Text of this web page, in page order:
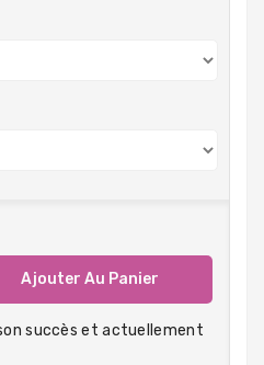
Ajouter Au Panier
succès et actuellement